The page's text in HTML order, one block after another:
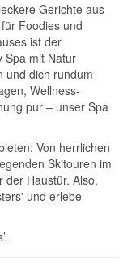
Gerichte aus
Foodies und
ist der
Spa mit Natur
und dich rundum
Wellness-
pur – unser Spa
Von herrlichen
Skitouren im
der Haustür. Also,
und erlebe